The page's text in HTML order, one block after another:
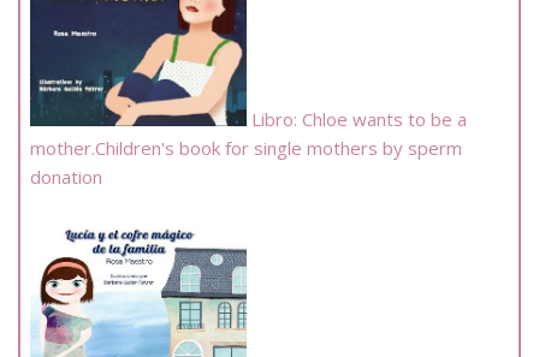
Libro: Chloe wants to be a
mother.Children's book for single mothers by sperm
donation